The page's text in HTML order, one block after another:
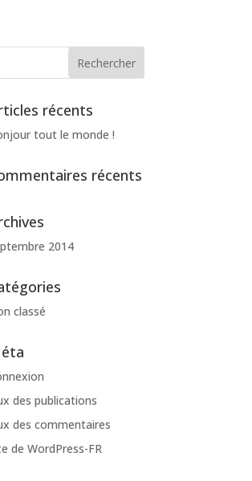
récents
tout le monde !
récents
2014
classé
des publications
des commentaires
de WordPress-FR